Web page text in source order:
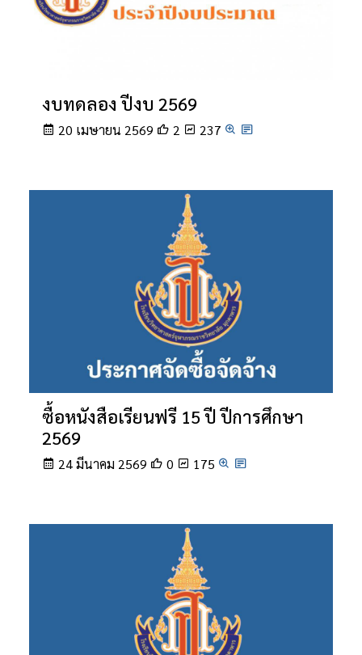
งบทดลอง ปีงบ 2569
20 เมษายน 2569 2 237
ซื้อหนังสือเรียนฟรี 15 ปี ปีการศึกษา
2569
24 มีนาคม 2569 0 175